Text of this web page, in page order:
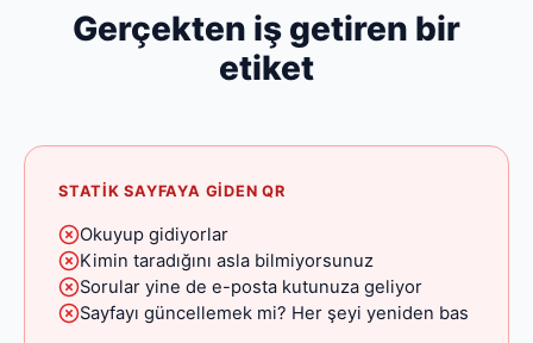
Gerçekten iş getiren bir
etiket
STATIK SAYFAYA GIDEN QR
Okuyup gidiyorlar
Kimin taradığını asla bilmiyorsunuz
Sorular yine de e-posta kutunuza geliyor
Sayfayı güncellemek mi? Her şeyi yeniden bas